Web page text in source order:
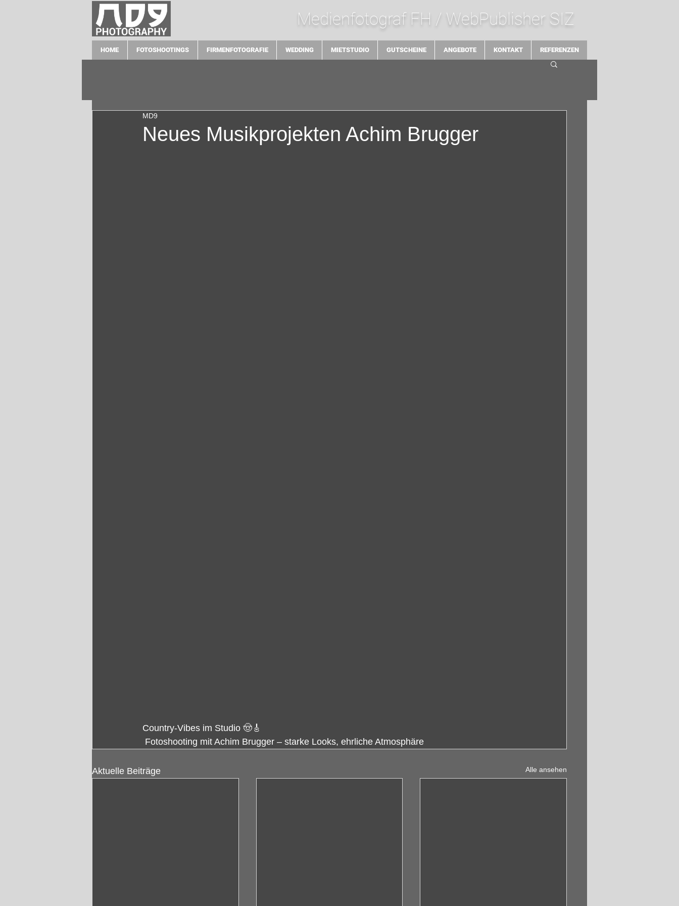
Medienfotograf FH / WebPublisher SIZ
HOME FOTOSHOOTINGS FIRMENFOTOGRAFIE WEDDING MIETSTUDIO GUTSCHEINE ANGEBOTE KONTAKT REFERENZEN
Neues Musikprojekten Achim Brugger
MD9
Country-Vibes im Studio 🤠🎸
Fotoshooting mit Achim Brugger – starke Looks, ehrliche Atmosphäre
Aktuelle Beiträge Alle ansehen